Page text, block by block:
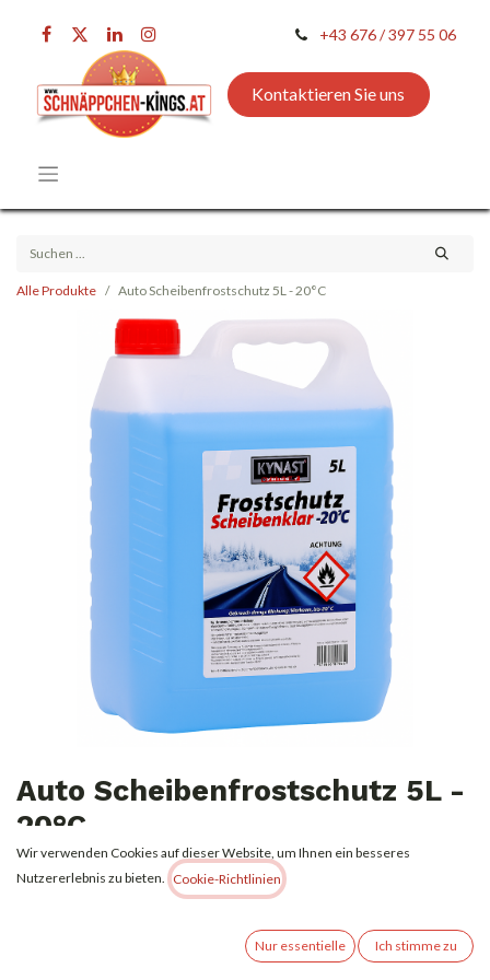
+43 676 / 397 55 06
Kontaktieren Sie uns
Alle Produkte Auto Scheibenfrostschutz 5L - 20°C
Auto Scheibenfrostschutz 5L -
20°C
Auto Scheibenfrostschutz 5 L – bis -20 °C: Frostschutz & Reinigung in einem –
klare Sicht und Sicherheit auch bei tiefen Temperaturen.
Alle Preise inkl. MwSt.zzgl. Versandkosten
Wir verwenden Cookies auf dieser Website, um Ihnen ein besseres
Nutzererlebnis zu bieten.
Cookie-Richtlinien
Nur essentielle Ich stimme zu